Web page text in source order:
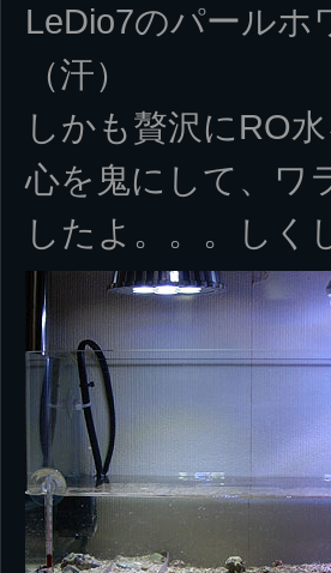
LeDio7のパール
（汗）
しかも贅沢にRO
心を鬼にして、ワ
したよ。。。しく